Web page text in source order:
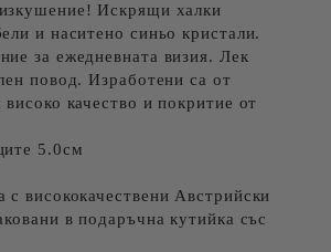
Искрящи халки
и наситено синьо кристали.
за ежедневната визия. Лек
повод. Изработени са от
качество и покритие от
5.0см
с висококачествени Австрийски
в подаръчна кутийка със